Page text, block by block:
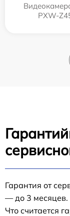
PXW-
Гарантия от
— до 3 месяцев.
Что считается